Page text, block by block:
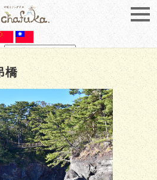
Powered by Translate
橋